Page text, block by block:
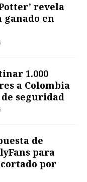
revela
en
1.000
a Colombia
seguridad
de
para
por